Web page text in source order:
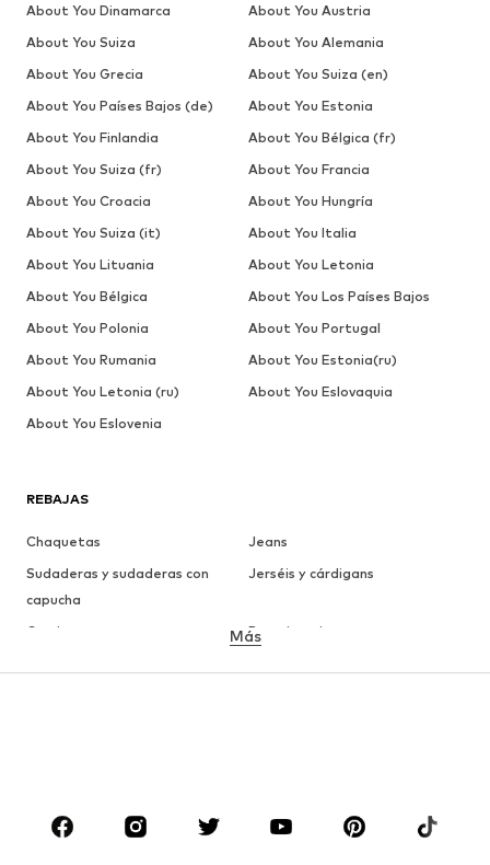
REBAJAS
Chaquetas
Jeans
Sudaderas y sudaderas con
capucha
Jerséis y cárdigans
Camisetas
Ropa interior
ROPA
Más
About You Dinamarca
About You Austria
About You Suiza
About You Alemania
About You Grecia
About You Suiza (en)
About You Países Bajos (de)
About You Estonia
About You Finlandia
About You Bélgica (fr)
About You Suiza (fr)
About You Francia
About You Croacia
About You Hungría
About You Suiza (it)
About You Italia
About You Lituania
About You Letonia
About You Bélgica
About You Los Países Bajos
About You Polonia
About You Portugal
About You Rumania
About You Estonia(ru)
About You Letonia (ru)
About You Eslovaquia
About You Eslovenia